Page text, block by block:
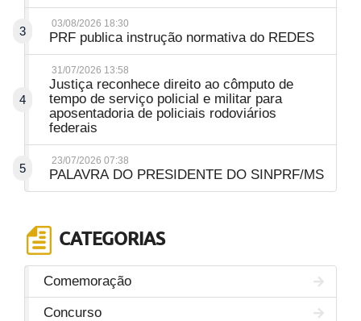
3
03/08/2026 18:30
PRF publica instrução normativa do REDES
4
31/07/2026 13:58
Justiça reconhece direito ao cômputo de
tempo de serviço policial e militar para
aposentadoria de policiais rodoviários
federais
5
23/07/2026 07:38
PALAVRA DO PRESIDENTE DO SINPRF/MS
CATEGORIAS
Comemoração
Concurso